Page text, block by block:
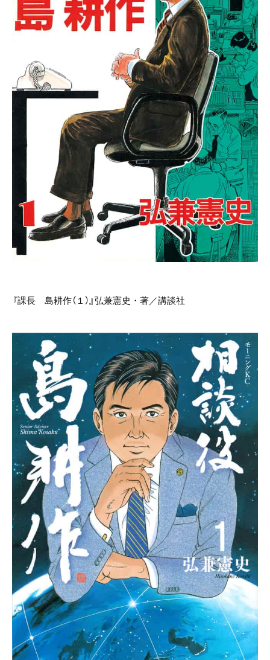
『課長 島耕作（１）』弘兼憲史・著／講談社